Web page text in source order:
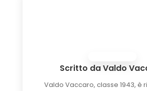
Scritto daValdo
Valdo Vaccaro, classe 1943, è